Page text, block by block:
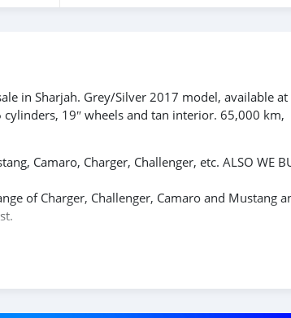
in Sharjah. Grey/Silver 2017 model, available at
19″ wheels and tan interior. 65,000 km,
Camaro, Charger, Challenger, etc. ALSO WE
of Charger, Challenger, Camaro and Mustang